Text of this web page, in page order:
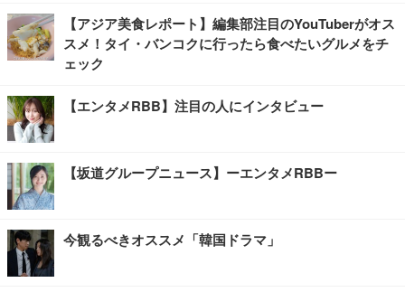
【アジア美食レポート】編集部注目のYouTuberがオス
スメ！タイ・バンコクに行ったら食べたいグルメをチ
ェック
【エンタメRBB】注目の人にインタビュー
【坂道グループニュース】ーエンタメRBBー
今観るべきオススメ「韓国ドラマ」